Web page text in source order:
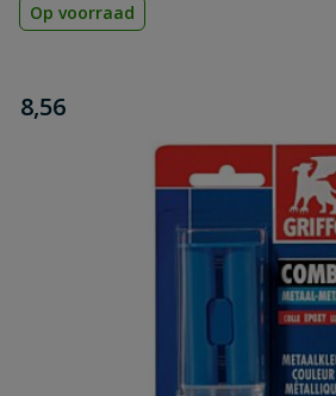
Op voorraad
€
8,56